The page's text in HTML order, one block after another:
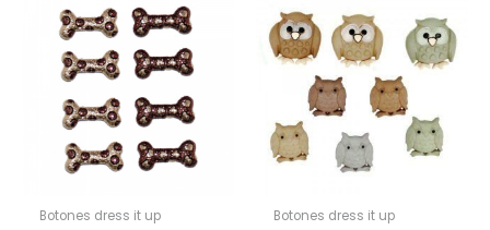
Botones dress it up Botones dress it up